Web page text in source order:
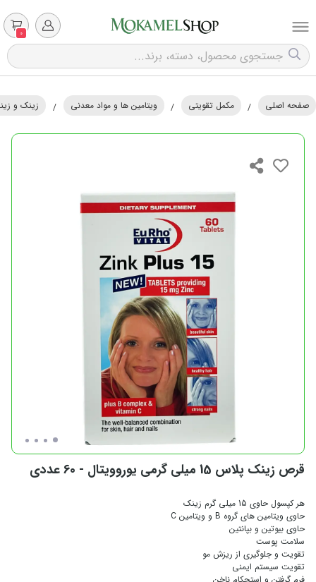
0
صفحه اصلی / مکمل تقویتی / ویتامین ها و مواد معدنی / زینک و
قرص زینک پلاس 15 میلی گرمی یوروویتال - 60 عددی
هر کپسول حاوی 15 میلی گرم زینک
حاوی ویتامین های گروه B و ویتامین C
حاوی بیوتین و بپانتین
سلامت پوست
تقویت و جلوگیری از ریزش مو
تقویت سیستم ایمنی